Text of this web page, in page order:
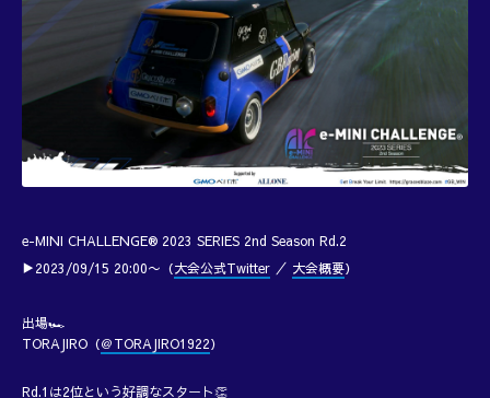
e-MINI CHALLENGE® 2023 SERIES 2nd Season Rd.2
▶︎2023/09/15 20:00〜（大会公式Twitter ／ 大会概要）
出場🏎️
TORAJIRO（＠TORAJIRO1922）
Rd.1は2位という好調なスタート👏